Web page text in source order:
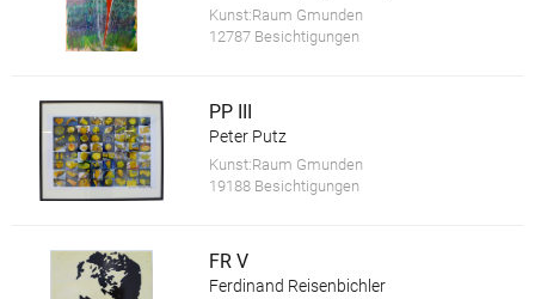
Kunst:Raum Gmunden
12787 Besichtigungen
PP III
Peter Putz
Kunst:Raum Gmunden
19188 Besichtigungen
FR V
Ferdinand Reisenbichler